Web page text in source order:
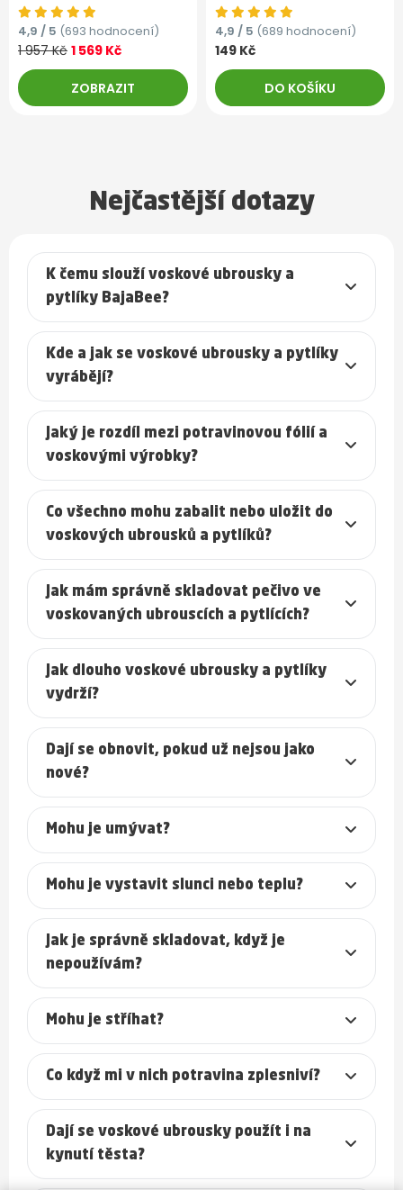
4,9 / 5 (693 hodnocení)
1 957 Kč 1 569 Kč
ZOBRAZIT
4,9 / 5 (689 hodnocení)
149 Kč
DO KOŠÍKU
Nejčastější dotazy
K čemu slouží voskové ubrousky a
pytlíky BajaBee?
Kde a jak se voskové ubrousky a pytlíky
vyrábějí?
Jaký je rozdíl mezi potravinovou fólií a
voskovými výrobky?
Co všechno mohu zabalit nebo uložit do
voskových ubrousků a pytlíků?
Jak mám správně skladovat pečivo ve
voskovaných ubrouscích a pytlících?
Jak dlouho voskové ubrousky a pytlíky
vydrží?
Dají se obnovit, pokud už nejsou jako
nové?
Mohu je umývat?
Mohu je vystavit slunci nebo teplu?
Jak je správně skladovat, když je
nepoužívám?
Mohu je stříhat?
Co když mi v nich potravina zplesniví?
Dají se voskové ubrousky použít i na
kynutí těsta?